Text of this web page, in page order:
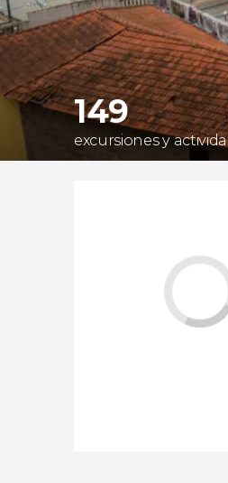
149
excursiones y